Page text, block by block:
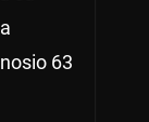
63